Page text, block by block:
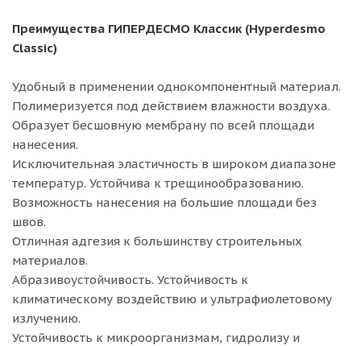
Преимущества ГИПЕРДЕСМО Классик (Hyperdesmo
Classic)
Удобный в применении однокомпонентный материал.
Полимеризуется под действием влажности воздуха.
Образует бесшовную мембрану по всей площади
нанесения.
Исключительная эластичность в широком диапазоне
температур. Устойчива к трещинообразованию.
Возможность нанесения на большие площади без
швов.
Отличная адгезия к большинству строительных
материалов.
Абразивоустойчивость. Устойчивость к
климатическому воздействию и ультрафиолетовому
излучению.
Устойчивость к микроорганизмам, гидролизу и